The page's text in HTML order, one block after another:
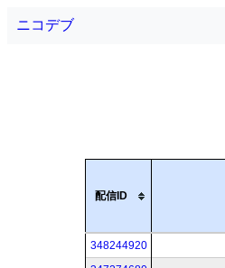
ニコデブ
配信ID
348244920